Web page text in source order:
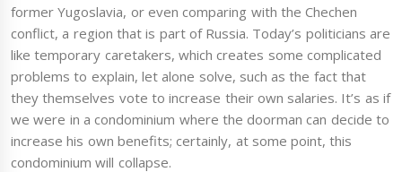
former Yugoslavia, or even comparing with the Chechen
conflict, a region that is part of Russia. Today’s politicians are
like temporary caretakers, which creates some complicated
problems to explain, let alone solve, such as the fact that
they themselves vote to increase their own salaries. It’s as if
we were in a condominium where the doorman can decide to
increase his own benefits; certainly, at some point, this
condominium will collapse.